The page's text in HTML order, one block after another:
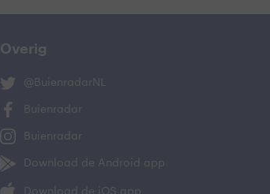
Overig
@BuienradarNL
Buienradar
Buienradar
Download de Android app
Download de iOS app